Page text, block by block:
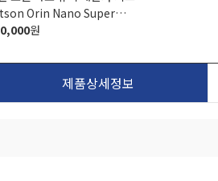
Orin Nano Super
Kit
원
제품상세정보